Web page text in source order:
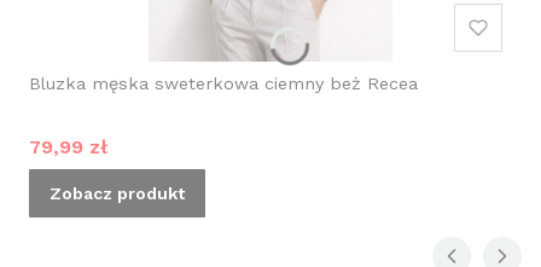
Bluzka męska sweterkowa ciemny beż Recea
Cena promocyjna
79,99 zł
Zobacz produkt